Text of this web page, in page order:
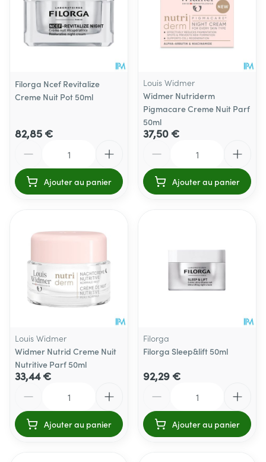
Filorga Ncef Revitalize
Creme Nuit Pot 50ml
82,85 €
Ajouter au panier
Louis Widmer
Widmer Nutriderm
Pigmacare Creme Nuit Parf
50ml
37,50 €
Ajouter au panier
Louis Widmer
Widmer Nutrid Creme Nuit
Nutritive Parf 50ml
33,44 €
Ajouter au panier
Filorga
Filorga Sleep&lift 50ml
92,29 €
Ajouter au panier